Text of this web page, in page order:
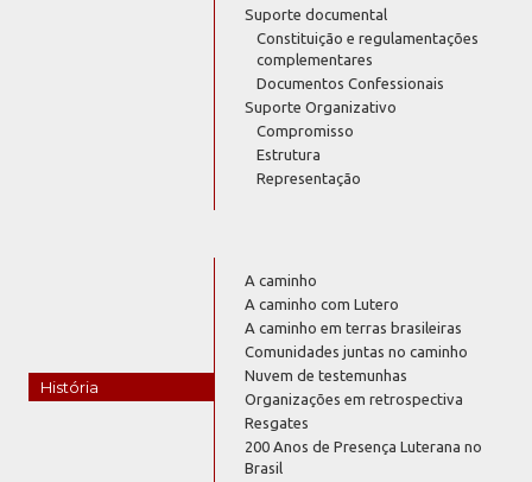
Suporte documental
Constituição e regulamentações
complementares
Documentos Confessionais
Suporte Organizativo
Compromisso
Estrutura
Representação
História
A caminho
A caminho com Lutero
A caminho em terras brasileiras
Comunidades juntas no caminho
Nuvem de testemunhas
Organizações em retrospectiva
Resgates
200 Anos de Presença Luterana no
Brasil